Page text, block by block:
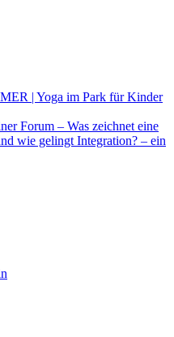
| Yoga im Park für Kinder
Forum – Was zeichnet eine
wie gelingt Integration? – ein